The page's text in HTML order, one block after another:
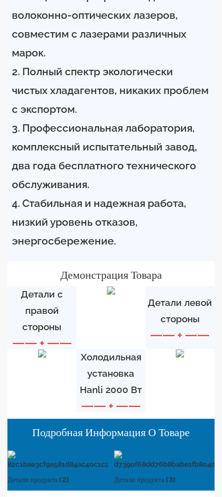
волоконно-оптических лазеров,
совместим с лазерами различных
марок.
2. Полный спектр экологически
чистых хладагентов, никаких проблем
с экспортом.
3. Профессиональная лаборатория,
комплексный испытательный завод,
два года бесплатного технического
обслуживания.
4. Стабильная и надежная работа,
низкий уровень отказов,
энергосбережение.
Демонстрация Товара
Детали с
правой
стороны
—— + ——
Детали левой
стороны
—— + ——
Холодильная
установка
Hanli 2000 Вт
—— + ——
Подробная Информация О Товаре
Детали продукта (2) Детали продукта (3)